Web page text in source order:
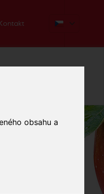
obsahu a
Kontakt